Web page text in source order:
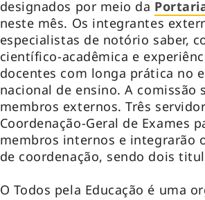
designados por meio da
neste mês. Os integrantes
especialistas de notório saber,
científico-acadêmica e
docentes com longa prática no
nacional de ensino. A comissão
membros externos. Três
Coordenação-Geral de Exames
membros internos e integrarão
de coordenação, sendo dois
O Todos pela Educação é uma